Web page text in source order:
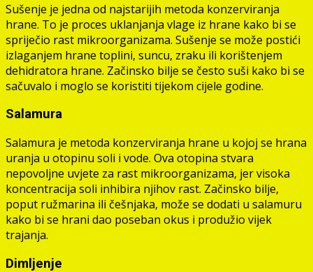
Sušenje je jedna od najstarijih metoda konzerviranja
hrane. To je proces uklanjanja vlage iz hrane kako bi se
spriječio rast mikroorganizama. Sušenje se može postići
izlaganjem hrane toplini, suncu, zraku ili korištenjem
dehidratora hrane. Začinsko bilje se često suši kako bi se
sačuvalo i moglo se koristiti tijekom cijele godine.
Salamura
Salamura je metoda konzerviranja hrane u kojoj se hrana
uranja u otopinu soli i vode. Ova otopina stvara
nepovoljne uvjete za rast mikroorganizama, jer visoka
koncentracija soli inhibira njihov rast. Začinsko bilje,
poput ružmarina ili češnjaka, može se dodati u salamuru
kako bi se hrani dao poseban okus i produžio vijek
trajanja.
Dimljenje